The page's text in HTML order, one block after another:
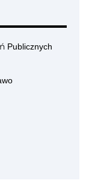
Publicznych